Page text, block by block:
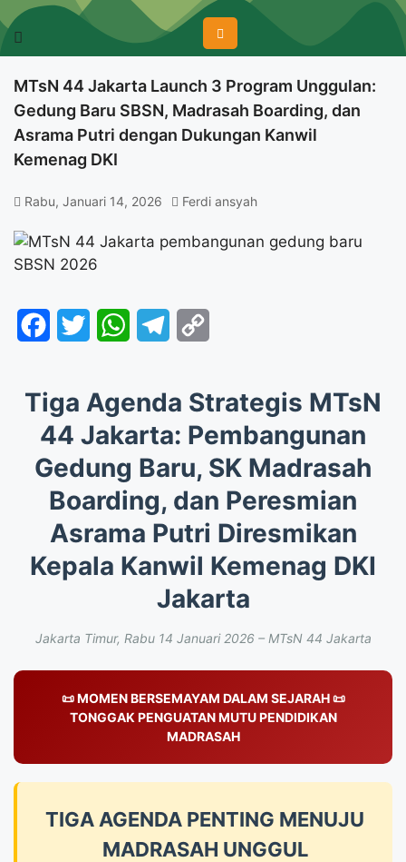
MTsN 44 Jakarta Launch 3 Program Unggulan:
Gedung Baru SBSN, Madrasah Boarding, dan
Asrama Putri dengan Dukungan Kanwil
Kemenag DKI
Rabu, Januari 14, 2026 Ferdi ansyah
Facebook
Twitter WhatsAppTelegram
Tiga Agenda Strategis MTsN
44 Jakarta: Pembangunan
Gedung Baru, SK Madrasah
Boarding, dan Peresmian
Asrama Putri Diresmikan
Kepala Kanwil Kemenag DKI
Jakarta
Jakarta Timur, Rabu 14 Januari 2026 – MTsN 44 Jakarta
📜 MOMEN BERSEMAYAM DALAM SEJARAH 📜
TONGGAK PENGUATAN MUTU PENDIDIKAN
MADRASAH
TIGA AGENDA PENTING MENUJU
MADRASAH UNGGUL